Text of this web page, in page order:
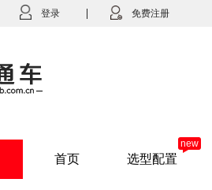
登录 免费注册
首页 选型配置
new